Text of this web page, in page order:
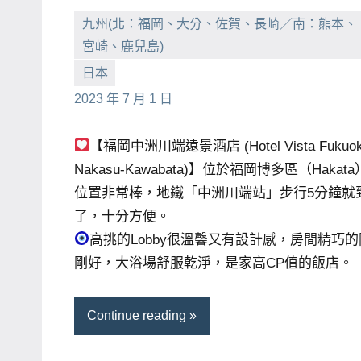
賓、
News
金
節
底、
外
景
節
持、
九州(北：福岡、大分、佐賀、長崎／南：熊本、
宮崎、鹿兒島)
日本
2023 年 7 月 1 日
小
芳
No
comments
【福岡中洲川端遠景酒店 (Hotel Vista
Nakasu-Kawabata)】位於福岡博多區（Hakata）
位置非常棒，地鐵「中洲川端站」步行5分鐘就
了，十分方便。
高挑的Lobby很溫馨又有設計感，房間精巧的
剛好，大浴場舒服乾淨，是家高CP值的飯店。
Continue reading